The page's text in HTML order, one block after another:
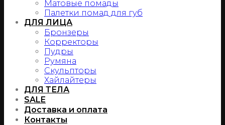
Матовые помады
Палетки помад для губ
ДЛЯ ЛИЦА
Бронзеры
Корректоры
Пудры
Румяна
Скульпторы
Хайлайтеры
ДЛЯ ТЕЛА
SALE
Доставка и оплата
Контакты